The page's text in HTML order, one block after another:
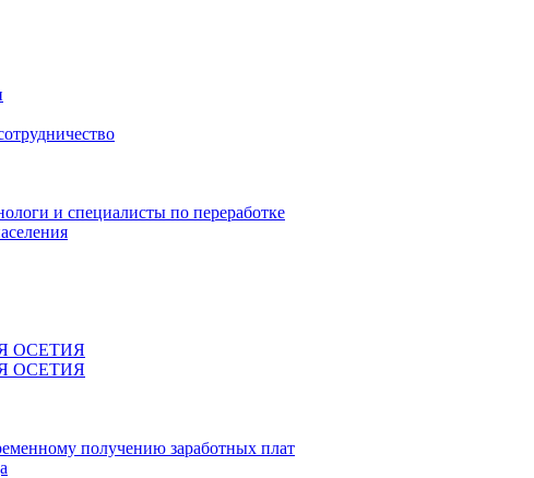
и специалисты по переработке
ОСЕТИЯ
ОСЕТИЯ
получению заработных плат